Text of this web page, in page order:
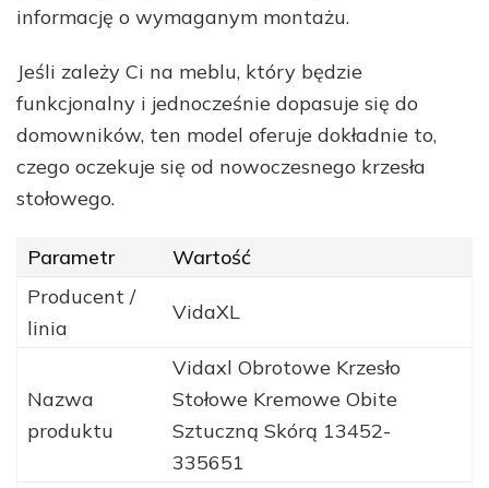
informację o wymaganym montażu.
Jeśli zależy Ci na meblu, który będzie
funkcjonalny i jednocześnie dopasuje się do
domowników, ten model oferuje dokładnie to,
czego oczekuje się od nowoczesnego krzesła
stołowego.
Parametr
Wartość
Producent /
linia
VidaXL
Nazwa
produktu
Vidaxl Obrotowe Krzesło
Stołowe Kremowe Obite
Sztuczną Skórą 13452-
335651